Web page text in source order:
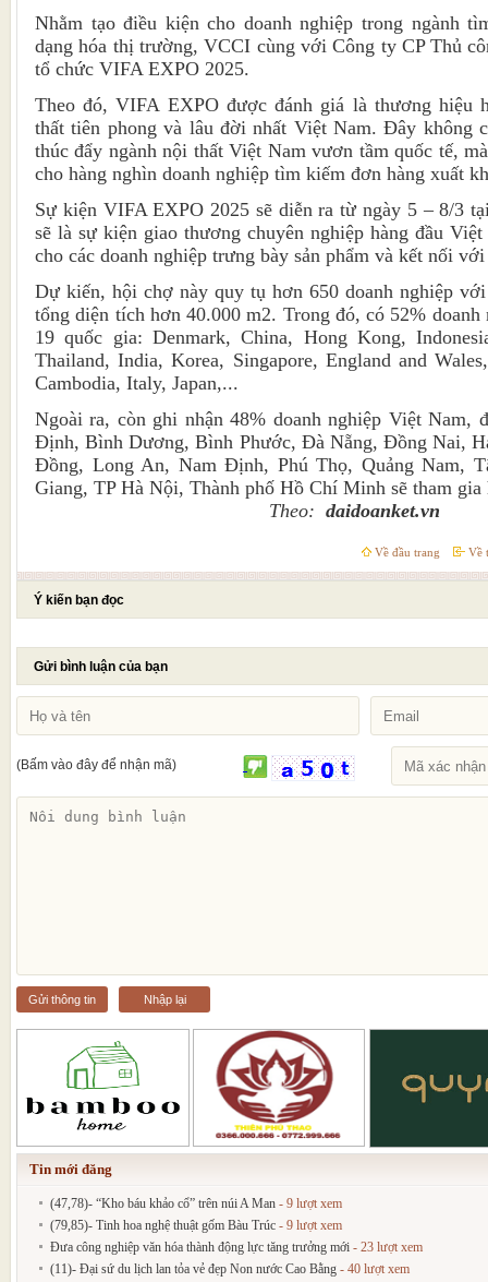
Nhằm tạo điều kiện cho doanh nghiệp trong ngành
dạng hóa thị trường, VCCI cùng với Công ty CP Thủ
tổ chức VIFA EXPO 2025.
Theo đó, VIFA EXPO được đánh giá là thương hiệu
thất tiên phong và lâu đời nhất Việt Nam. Đây không
thúc đẩy ngành nội thất Việt Nam vươn tầm quốc tế,
cho hàng nghìn doanh nghiệp tìm kiếm đơn hàng xuất
Sự kiện VIFA EXPO 2025 sẽ diễn ra từ ngày 5 – 8/3
sẽ là sự kiện giao thương chuyên nghiệp hàng đầu
cho các doanh nghiệp trưng bày sản phẩm và kết nối
Dự kiến, hội chợ này quy tụ hơn 650 doanh nghiệp
tổng diện tích hơn 40.000 m2. Trong đó, có 52%
19 quốc gia: Denmark, China, Hong Kong,
Thailand, India, Korea, Singapore, England and
Cambodia, Italy, Japan,...
Ngoài ra, còn ghi nhận 48% doanh nghiệp Việt Nam,
Định, Bình Dương, Bình Phước, Đà Nẵng, Đồng Nai,
Đồng, Long An, Nam Định, Phú Thọ, Quảng Nam,
Giang, TP Hà Nội, Thành phố Hồ Chí Minh sẽ tham gia
Theo: daidoanket.vn
Về đầu trang Về
Ý kiến bạn đọc
Gửi bình luận của bạn
(Bấm vào đây để nhận mã)
Gửi thông tin Nhập lại
Tin mới đăng
(47,78)- “Kho báu khảo cổ” trên núi A Man - 9 lượt xem
(79,85)- Tinh hoa nghệ thuật gốm Bàu Trúc - 9 lượt xem
Đưa công nghiệp văn hóa thành động lực tăng trưởng mới - 23 lượt xem
(11)- Đại sứ du lịch lan tỏa vẻ đẹp Non nước Cao Bằng - 40 lượt xem